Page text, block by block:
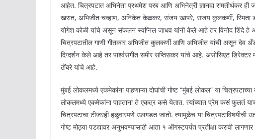
आहेत. चित्रपटात अभिनेता प्रथमेश परब आणि अभिनेत्री ज्ञानदा रामतीर्थकर
खरात, अभिजीत चव्हाण, अनिकेत केळकर, संजय खापरे, संजय कुलकर्णी, स्मिता
योगेश कोळी यांचे असून संकलन स्वप्निल जाधव यांनी केले आहे तर विनोद शिंदे हे
चित्रपटातील गाणी गीतकार अभिजीत कुलकर्णी आणि अभिजीत यांची असून देव
दिग्दर्शन केले आहे तर पार्श्वसंगीत समीर सप्तिसकर यांचे आहे. असोसिएट डिरेक्टर
ठोंबरे यांचे आहे.
मुंबई लोकलमध्ये एकमेकांना पाहणाऱ्या दोघांची गोष्ट “मुंबई लोकल” या
लोकलमध्ये एकमेकांना पाहताना ते एकत्र कसे येतात, त्यांच्यात प्रेम कसं फुलतं याची
चित्रपटाचा टीजरही हळुवारपणे उलगडत जातो. त्यामुळेच या
गोष्ट मोठ्या पडद्यावर अनुभवण्यासाठी आता १ ऑगस्टपर्यंत प्रतीक्षा करावी